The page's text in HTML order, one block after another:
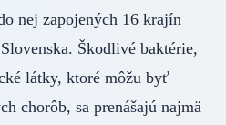
nej zapojených 16 krajín
Škodlivé baktérie,
látky, ktoré môžu byť
chorôb, sa prenášajú najmä